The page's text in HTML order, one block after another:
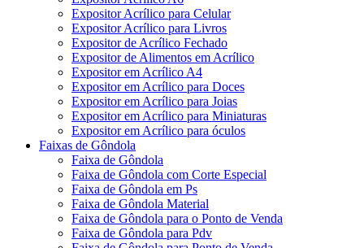
Expositor Acrílico para Celular
Expositor Acrílico para Livros
Expositor de Acrílico Fechado
Expositor de Alimentos em Acrílico
Expositor em Acrílico A4
Expositor em Acrílico para Doces
Expositor em Acrílico para Joias
Expositor em Acrílico para Miniaturas
Expositor em Acrílico para óculos
Faixas de Gôndola
Faixa de Gôndola
Faixa de Gôndola com Corte Especial
Faixa de Gôndola em Ps
Faixa de Gôndola Material
Faixa de Gôndola para o Ponto de Venda
Faixa de Gôndola para Pdv